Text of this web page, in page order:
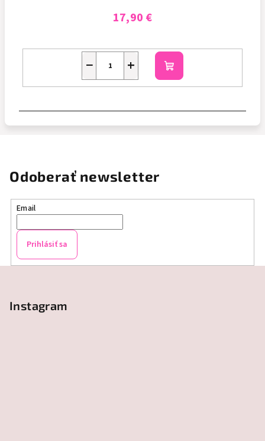
17,90 €
+
− Do
košíka
Odoberať newsletter
Email
Prihlásiť sa
Instagram